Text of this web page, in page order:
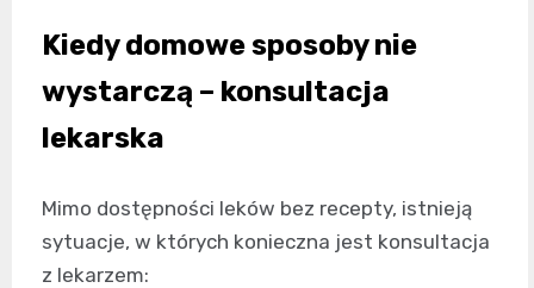
Kiedy domowe sposoby nie
wystarczą – konsultacja
lekarska
Mimo dostępności leków bez recepty, istnieją
sytuacje, w których konieczna jest konsultacja
z lekarzem: